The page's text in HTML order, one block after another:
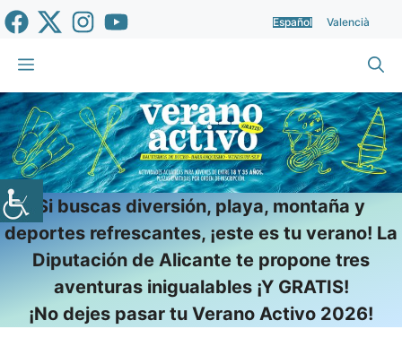
Saltar
al
contenido
Español Valencià
Menú
Si buscas diversión, playa, montaña y
deportes refrescantes, ¡este es tu verano! La
Diputación de Alicante te propone tres
aventuras inigualables ¡Y GRATIS!
¡No dejes pasar tu Verano Activo 2026!